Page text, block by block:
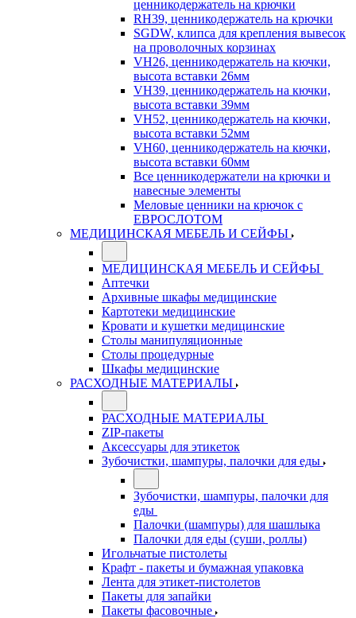
ценникодержатель на крючки
RH39, ценникодержатель на крючки
SGDW, клипса для крепления вывесок
на проволочных корзинах
VH26, ценникодержатель на кючки,
высота вставки 26мм
VH39, ценникодержатель на кючки,
высота вставки 39мм
VH52, ценникодержатель на кючки,
высота вставки 52мм
VH60, ценникодержатель на кючки,
высота вставки 60мм
Все ценникодержатели на крючки и
навесные элементы
Меловые ценники на крючок с
ЕВРОСЛОТОМ
МЕДИЦИНСКАЯ МЕБЕЛЬ И СЕЙФЫ
МЕДИЦИНСКАЯ МЕБЕЛЬ И СЕЙФЫ
Аптечки
Архивные шкафы медицинские
Картотеки медицинские
Кровати и кушетки медицинские
Столы манипуляционные
Столы процедурные
Шкафы медицинские
РАСХОДНЫЕ МАТЕРИАЛЫ
РАСХОДНЫЕ МАТЕРИАЛЫ
ZIP-пакеты
Аксессуары для этикеток
Зубочистки, шампуры, палочки для еды
Зубочистки, шампуры, палочки для
еды
Палочки (шампуры) для шашлыка
Палочки для еды (суши, роллы)
Игольчатые пистолеты
Крафт - пакеты и бумажная упаковка
Лента для этикет-пистолетов
Пакеты для запайки
Пакеты фасовочные